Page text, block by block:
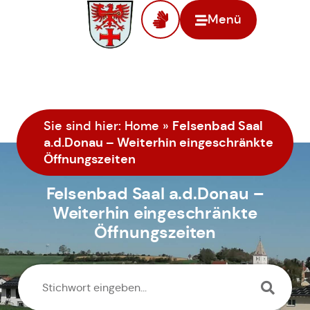
Menü
Sie sind hier: Home » Felsenbad Saal
a.d.Donau – Weiterhin eingeschränkte
Öffnungszeiten
Felsenbad Saal a.d.Donau –
Weiterhin eingeschränkte
Öffnungszeiten